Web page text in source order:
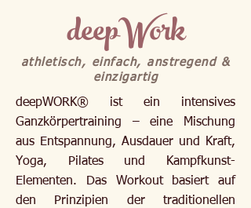
deepWork
athletisch, einfach, anstregend &
einzigartig
deepWORK® ist ein intensives
Ganzkörpertraining – eine Mischung
aus Entspannung, Ausdauer und Kraft,
Yoga, Pilates und Kampfkunst-
Elementen. Das Workout basiert auf
den Prinzipien der traditionellen